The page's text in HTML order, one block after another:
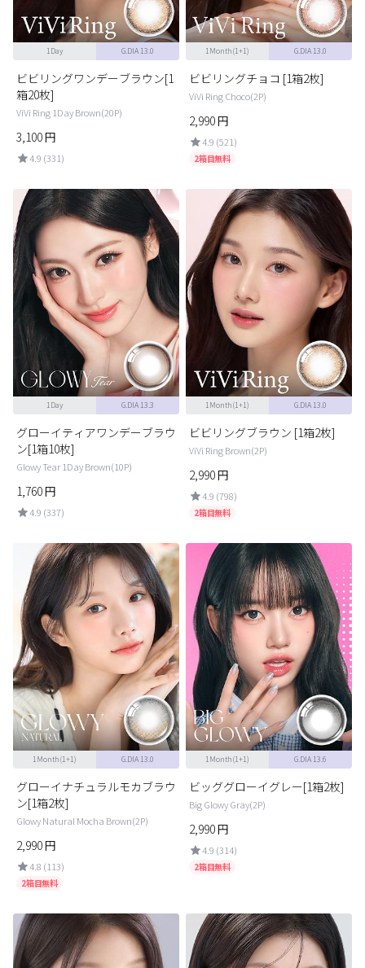
1Day G.DIA 13.0
ビビリングワンデーブラウン[1
箱20枚]
ViVi Ring 1Day Brown(20P)
3,100円
4.9 (331)
1Month(1+1) G.DIA 13.0
ビビリングチョコ [1箱2枚]
ViVi Ring Choco(2P)
2,990円
4.9 (521)
2箱目無料
1Day G.DIA 13.3
グローイティアワンデーブラウ
ン[1箱10枚]
Glowy Tear 1Day Brown(10P)
1,760円
4.9 (337)
1Month(1+1) G.DIA 13.0
ビビリングブラウン [1箱2枚]
ViVi Ring Brown(2P)
2,990円
4.9 (798)
2箱目無料
1Month(1+1) G.DIA 13.0
グローイナチュラルモカブラウ
ン[1箱2枚]
Glowy Natural Mocha Brown(2P)
2,990円
4.8 (113)
2箱目無料
1Month(1+1) G.DIA 13.6
ビッググローイグレー[1箱2枚]
Big Glowy Gray(2P)
2,990円
4.9 (314)
2箱目無料